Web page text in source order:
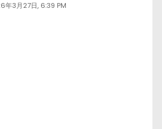
年3月27日, 6:39 PM